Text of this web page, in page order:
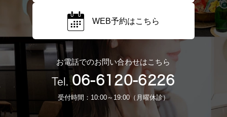
WEB予約はこちら
お電話でのお問い合わせはこちら
Tel. 06-6120-6226
受付時間：10:00～19:00（月曜休診）